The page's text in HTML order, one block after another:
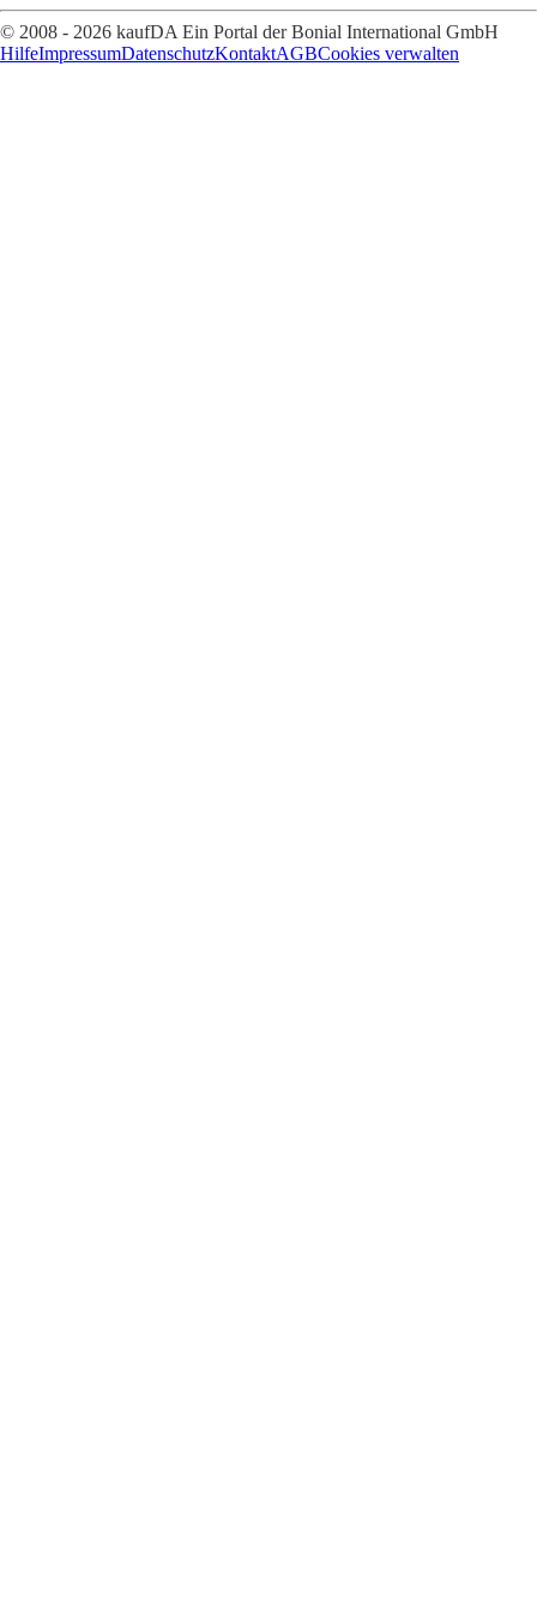
© 2008 - 2026 kaufDA Ein Portal der Bonial International GmbH
HilfeImpressumDatenschutzKontaktAGBCookies verwalten